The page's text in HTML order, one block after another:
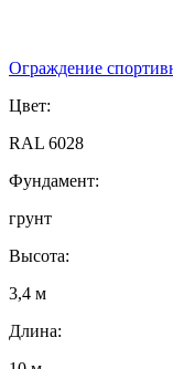
Ограждение
Цвет:
RAL 6028
Фундамент:
грунт
Высота:
3,4 м
Длина: